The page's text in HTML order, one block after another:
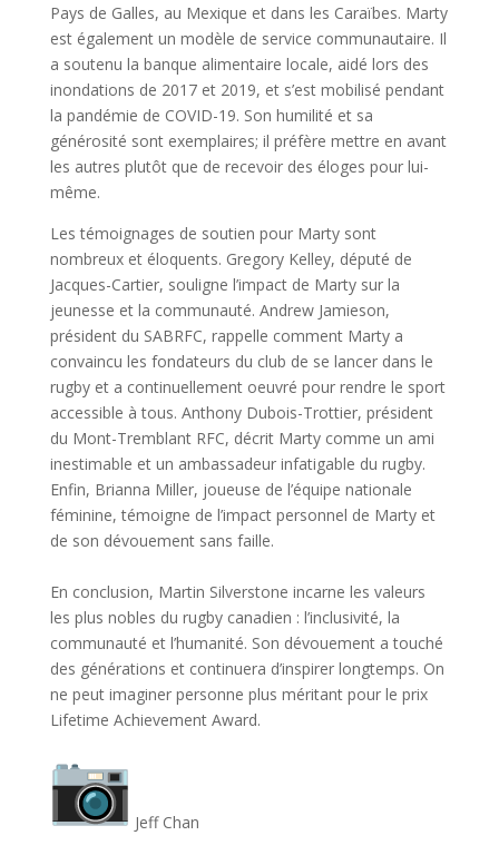
Pays de Galles, au Mexique et dans les Caraïbes. Marty
est également un modèle de service communautaire. Il
a soutenu la banque alimentaire locale, aidé lors des
inondations de 2017 et 2019, et s’est mobilisé pendant
la pandémie de COVID-19. Son humilité et sa
générosité sont exemplaires; il préfère mettre en avant
les autres plutôt que de recevoir des éloges pour lui-
même.
Les témoignages de soutien pour Marty sont
nombreux et éloquents. Gregory Kelley, député de
Jacques-Cartier, souligne l’impact de Marty sur la
jeunesse et la communauté. Andrew Jamieson,
président du SABRFC, rappelle comment Marty a
convaincu les fondateurs du club de se lancer dans le
rugby et a continuellement oeuvré pour rendre le sport
accessible à tous. Anthony Dubois-Trottier, président
du Mont-Tremblant RFC, décrit Marty comme un ami
inestimable et un ambassadeur infatigable du rugby.
Enfin, Brianna Miller, joueuse de l’équipe nationale
féminine, témoigne de l’impact personnel de Marty et
de son dévouement sans faille.
En conclusion, Martin Silverstone incarne les valeurs
les plus nobles du rugby canadien : l’inclusivité, la
communauté et l’humanité. Son dévouement a touché
des générations et continuera d’inspirer longtemps. On
ne peut imaginer personne plus méritant pour le prix
Lifetime Achievement Award.
Jeff Chan